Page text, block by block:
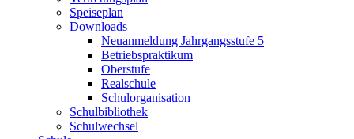
Speiseplan
Downloads
Neuanmeldung Jahrgangsstufe 5
Betriebspraktikum
Oberstufe
Realschule
Schulorganisation
Schulbibliothek
Schulwechsel